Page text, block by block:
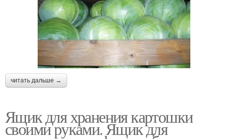
читать дальше →
Ящик для хранения картошки
своими руками. Ящик для